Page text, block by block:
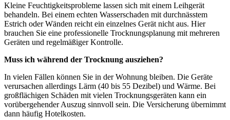
Kleine Feuchtigkeitsprobleme lassen sich mit einem Leihgerät
behandeln. Bei einem echten Wasserschaden mit durchnässtem
Estrich oder Wänden reicht ein einzelnes Gerät nicht aus. Hier
brauchen Sie eine professionelle Trocknungsplanung mit mehreren
Geräten und regelmäßiger Kontrolle.
Muss ich während der Trocknung ausziehen?
In vielen Fällen können Sie in der Wohnung bleiben. Die Geräte
verursachen allerdings Lärm (40 bis 55 Dezibel) und Wärme. Bei
großflächigen Schäden mit vielen Trocknungsgeräten kann ein
vorübergehender Auszug sinnvoll sein. Die Versicherung übernimmt
dann häufig Hotelkosten.